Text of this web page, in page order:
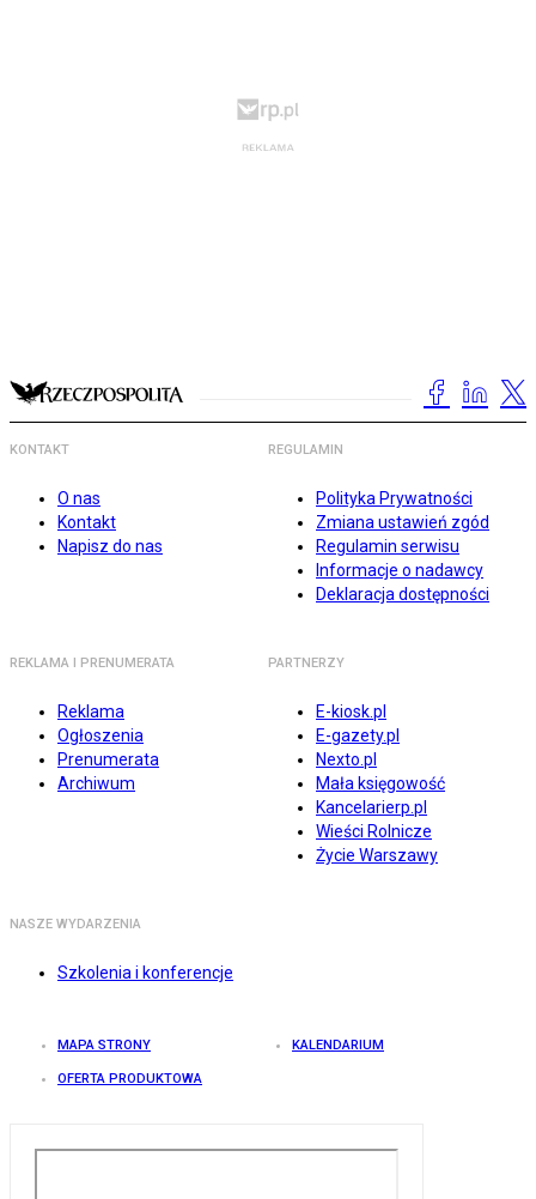
KONTAKT
O nas
Kontakt
Napisz do nas
REGULAMIN
Polityka Prywatności
Zmiana ustawień zgód
Regulamin serwisu
Informacje o nadawcy
Deklaracja dostępności
REKLAMA I PRENUMERATA
Reklama
Ogłoszenia
Prenumerata
Archiwum
PARTNERZY
E-kiosk.pl
E-gazety.pl
Nexto.pl
Mała księgowość
Kancelarierp.pl
Wieści Rolnicze
Życie Warszawy
NASZE WYDARZENIA
Szkolenia i konferencje
MAPA STRONY KALENDARIUM
OFERTA PRODUKTOWA